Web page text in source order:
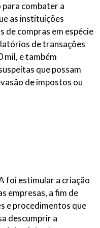
combater a
as instituições
compras em espécie
de transações
mil, e também
que possam
de impostos ou
foi estimular a criação
empresas, a fim de
e procedimentos que
descumprir a